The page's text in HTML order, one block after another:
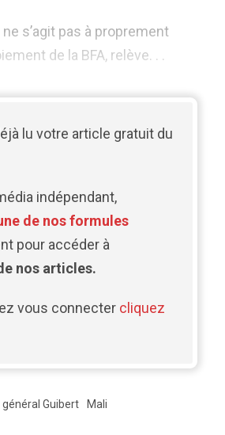
s’agit pas à proprement
de la BFA, relève. . .
lu votre article gratuit du
indépendant,
de nos formules
pour accéder à
nos articles.
vous connecter cliquez
général Guibert Mali